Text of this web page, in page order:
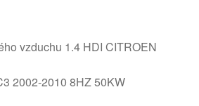
vzduchu 1.4 HDI CITROEN
2002-2010 8HZ 50KW